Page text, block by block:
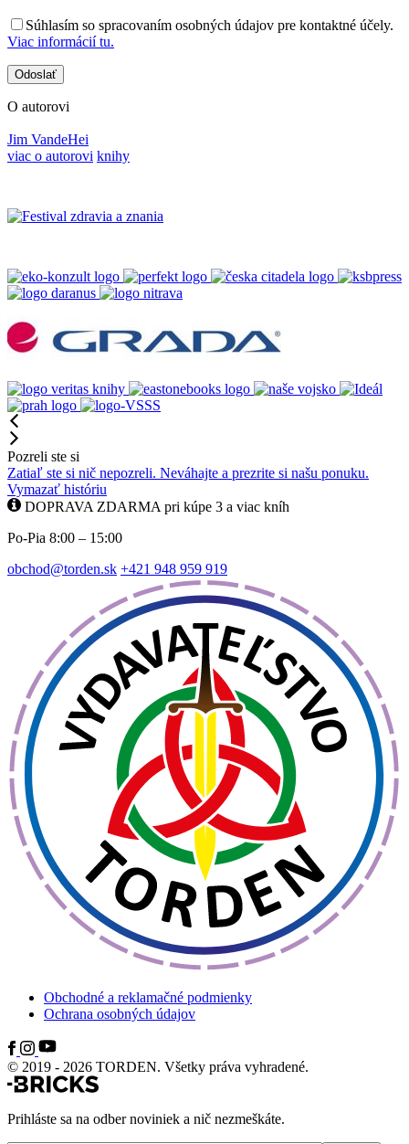
Súhlasím so spracovaním osobných údajov pre kontaktné účely.
Viac informácií tu.
O autorovi
Jim VandeHei
viac o autorovi knihy
Pozreli ste si
Zatiaľ ste si nič nepozreli. Neváhajte a prezrite si našu ponuku.
Vymazať históriu
DOPRAVA ZDARMA pri kúpe 3 a viac kníh
Po-Pia 8:00 – 15:00
obchod@torden.sk +421 948 959 919
Obchodné a reklamačné podmienky
Ochrana osobných údajov
© 2019 - 2026 TORDEN. Všetky práva vyhradené.
Prihláste sa na odber noviniek a nič nezmeškáte.